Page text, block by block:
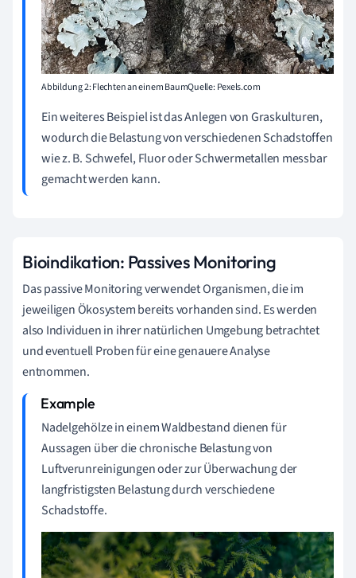
Abbildung 2: Flechten an einem BaumQuelle: Pexels.com
Ein weiteres Beispiel ist das Anlegen von Graskulturen,
wodurch die Belastung von verschiedenen Schadstoffen
wie z. B. Schwefel, Fluor oder Schwermetallen messbar
gemacht werden kann.
Bioindikation: Passives Monitoring
Das passive Monitoring verwendet Organismen, die im
jeweiligen Ökosystem bereits vorhanden sind. Es werden
also Individuen in ihrer natürlichen Umgebung betrachtet
und eventuell Proben für eine genauere Analyse
entnommen.
Nadelgehölze in einem Waldbestand dienen für
Aussagen über die chronische Belastung von
Luftverunreinigungen oder zur Überwachung der
langfristigsten Belastung durch verschiedene
Schadstoffe.